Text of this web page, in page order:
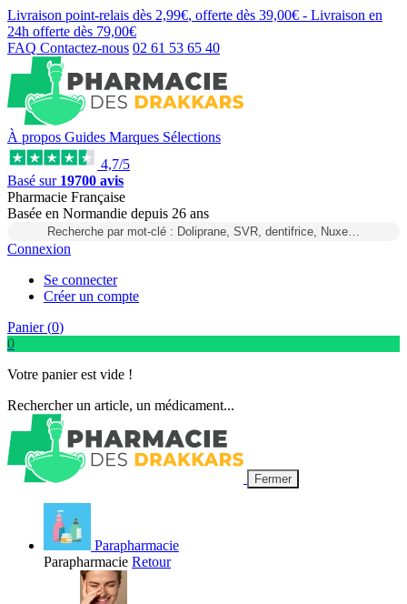
Livraison point-relais dès 2,99€, offerte dès 39,00€ - Livraison en
24h offerte dès 79,00€
FAQ Contactez-nous 02 61 53 65 40
À propos Guides Marques Sélections
4,7/5
Basé sur 19700 avis
Pharmacie Française
Basée en Normandie depuis 26 ans
Recherche par mot-clé : Doliprane, SVR, dentifrice, Nuxe…
Connexion
Se connecter
Créer un compte
Panier (0)
0
Votre panier est vide !
Rechercher un article, un médicament...
Fermer
Parapharmacie
Parapharmacie Retour